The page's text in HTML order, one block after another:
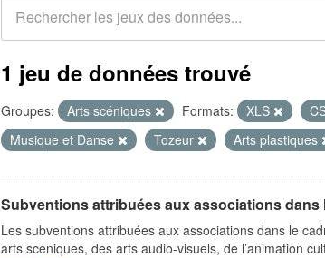
1 jeu de données trouvé
Groupes: Arts scéniques Formats: XLS
Musique et Danse
Tozeur Arts plastiques
Subventions attribuées aux associations
Les subventions attribuées aux associations dans le
arts scéniques, des arts audio-visuels, de l’animation